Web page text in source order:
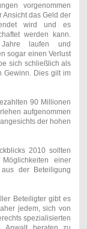
vorgenommen
Ansicht das Geld der
wird und es
werden kann.
laufen und
sogar einen Verlust
sich schließlich als
Gewinn. Dies gilt im
90 Millionen
aufgenommen
der hohen
2010 sollten
einer
der Beteiligung
Beteiligter gibt es
jedem, sich von
spezialisierten